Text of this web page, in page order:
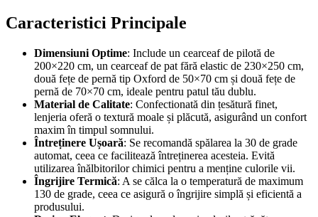
Caracteristici Principale
Dimensiuni Optime: Include un cearceaf de pilotă de
200×220 cm, un cearceaf de pat fără elastic de 230×250 cm,
două fețe de pernă tip Oxford de 50×70 cm și două fețe de
pernă de 70×70 cm, ideale pentru patul tău dublu.
Material de Calitate: Confectionată din țesătură finet,
lenjeria oferă o textură moale și plăcută, asigurând un confort
maxim în timpul somnului.
Întreținere Ușoară: Se recomandă spălarea la 30 de grade
automat, ceea ce facilitează întreținerea acesteia. Evită
utilizarea înălbitorilor chimici pentru a menține culorile vii.
Îngrijire Termică: A se călca la o temperatură de maximum
130 de grade, ceea ce asigură o îngrijire simplă și eficientă a
produsului.